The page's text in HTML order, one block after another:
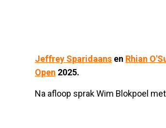
Jeffrey Sparidaans en Rhian
Open 2025.
Na afloop sprak Wim Blokpoel